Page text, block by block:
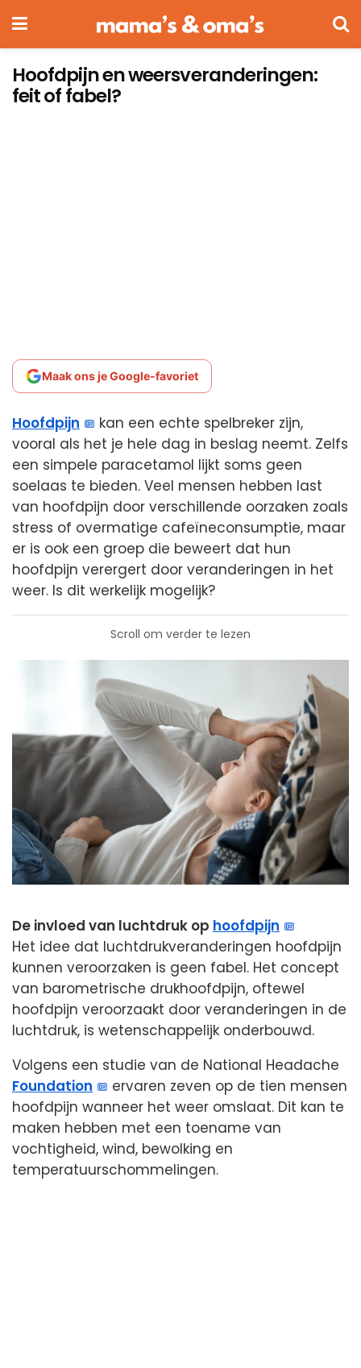
Hoofdpijn en weersveranderingen:
feit of fabel?
Maak ons je Google-favoriet
Hoofdpijn
kan een echte spelbreker zijn,
vooral als het je hele dag in beslag neemt. Zelfs
een simpele paracetamol lijkt soms geen
soelaas te bieden. Veel mensen hebben last
van hoofdpijn door verschillende oorzaken zoals
stress of overmatige cafeïneconsumptie, maar
er is ook een groep die beweert dat hun
hoofdpijn verergert door veranderingen in het
weer. Is dit werkelijk mogelijk?
Scroll om verder te lezen
De invloed van luchtdruk op hoofdpijn
Het idee dat luchtdrukveranderingen hoofdpijn
kunnen veroorzaken is geen fabel. Het concept
van barometrische drukhoofdpijn, oftewel
hoofdpijn veroorzaakt door veranderingen in de
luchtdruk, is wetenschappelijk onderbouwd.
Volgens een studie van de National Headache
Foundation
ervaren zeven op de tien mensen
hoofdpijn wanneer het weer omslaat. Dit kan te
maken hebben met een toename van
vochtigheid, wind, bewolking en
temperatuurschommelingen.